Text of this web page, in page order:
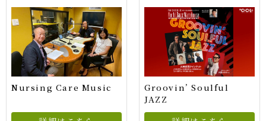
Nursing Care Music
Groovin’ Soulful
JAZZ